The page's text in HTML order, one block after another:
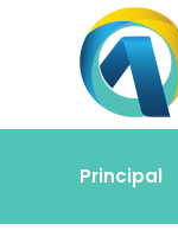
Principal